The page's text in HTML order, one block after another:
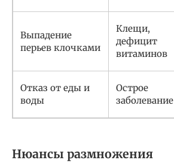
Выпадение
перьев клочками
Клещи,
дефицит
витаминов
Отказ от еды и
воды
Острое
заболевание
Нюансы размножения